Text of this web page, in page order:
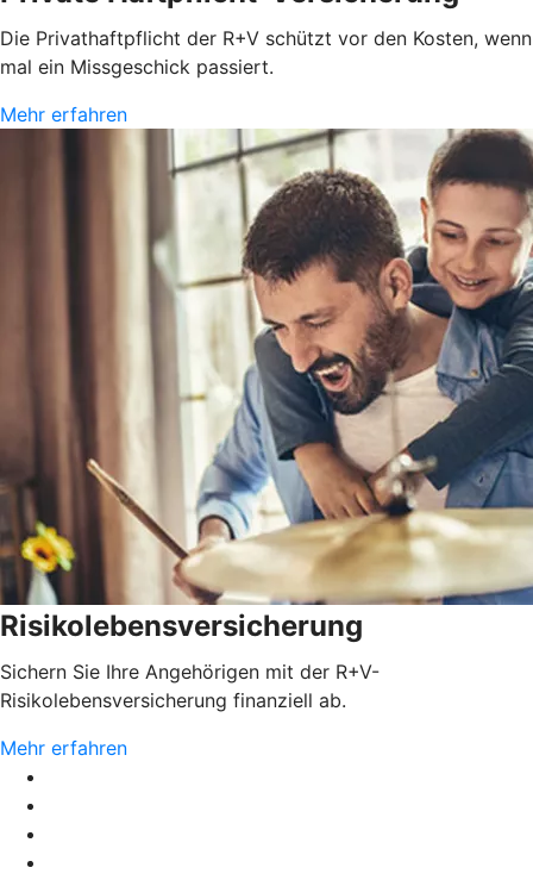
Die Privathaftpflicht der R+V schützt vor den Kosten, wenn
mal ein Missgeschick passiert.
Mehr erfahren
Risikolebensversicherung
Sichern Sie Ihre Angehörigen mit der R+V-
Risikolebensversicherung finanziell ab.
Mehr erfahren